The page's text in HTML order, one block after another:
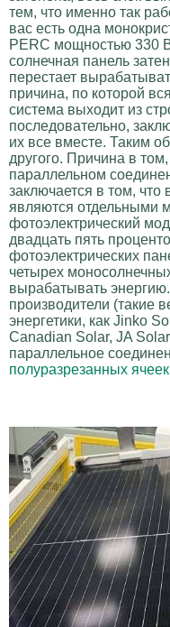
тем, что именно так
вас есть одна
PERC мощностью 330
солнечная панель
перестает
причина, по которой
система выходит из
последовательно,
их все вместе. Таким
другого. Причина в
параллельном
заключается в том,
являются отдельными
фотоэлектрический
двадцать пять
фотоэлектрических
четырех
вырабатывать
производители (такие
энергетики, как Jinko
Canadian Solar, JA
параллельное
полуразрезанных ячеек